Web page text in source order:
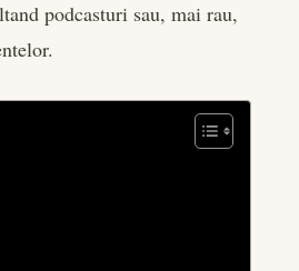
podcasturi sau, mai rau,